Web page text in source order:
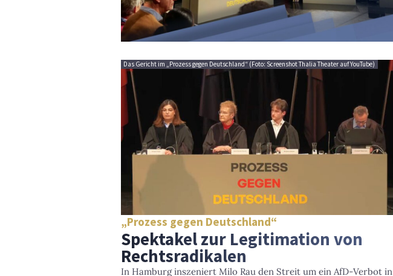
Das Gericht im „Prozess gegen Deutschland“ (Foto: Screenshot Thalia Theater auf YouTube)
„Prozess gegen Deutschland“
Spektakel zur Legitimation von
Rechtsradikalen
In Hamburg inszeniert Milo Rau den Streit um ein AfD-Verbot in